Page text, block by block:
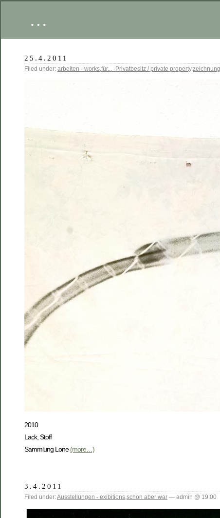
…
25.4.2011
Filed under: arbeiten - works,für... -Privatbesitz / private property,
2010
Lack, Stoff
Sammlung Lone(more…)
3.4.2011
Filed under:Ausstellungen - exibitions,schön aber war — admin @ 19:00